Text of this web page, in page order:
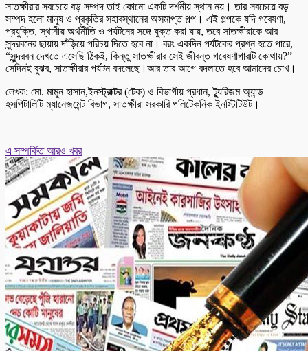
সাতক্ষীরার সবচেয়ে বড় সম্পদ তাই কোনো একটি দর্শনীয় স্থান নয়। তার সবচেয়ে বড়
সম্পদ হলো মানুষ ও প্রকৃতির সহাবস্থানের অসমাপ্ত গল্প। এই গল্পকে যদি গবেষণা,
প্রযুক্তি, স্থানীয় অর্থনীতি ও পর্যটনের সঙ্গে যুক্ত করা যায়, তবে সাতক্ষীরাকে আর
সুন্দরবনের ছায়ায় দাঁড়িয়ে পরিচয় দিতে হবে না। বরং একদিন পর্যটকের প্রশ্ন হতে পারে,
“সুন্দরবন দেখতে এসেছি ঠিকই, কিন্তু সাতক্ষীরার সেই জীবন্ত গবেষণাগারটি কোথায়?”
সেদিনই বুঝব, সাতক্ষীরার পর্যটন বদলেছে।আর তার আগে বদলাতে হবে আমাদের চোখ।
লেখক: মো. মামুন হাসান,ইনস্ট্রাক্টর (টেক) ও বিভাগীয় প্রধান, ট্যুরিজম অ্যান্ড
হসপিটালিটি ম্যানেজমেন্ট বিভাগ, সাতক্ষীরা সরকারি পলিটেকনিক ইনস্টিটিউট।
এ সম্পর্কিত আরও খবর